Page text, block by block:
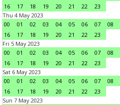
16
17 18 19 20 21 22
23
Thu 4 May 2023
00
01 02 03 04 05 06 07 08
16
17 18 19 20 21 22
23
Fri 5 May 2023
00
01 02 03 04 05 06 07 08
16
17 18 19 20 21 22
23
Sat 6 May 2023
00
01 02 03 04 05 06 07 08
16
17 18 19 20 21 22
23
Sun 7 May 2023